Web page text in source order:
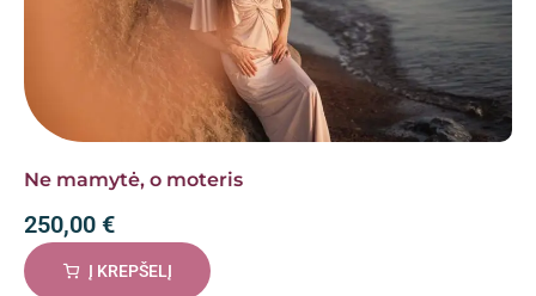
Ne mamytė, o moteris
250,00 €
Į KREPŠELĮ